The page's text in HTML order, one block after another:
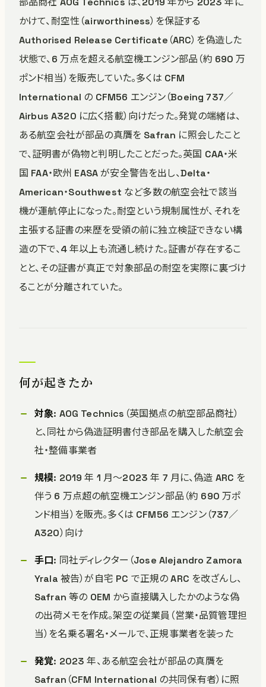
かけて、耐空性（airworthiness）を保証する
Authorised Release Certificate（ARC）を偽造した
状態で、6 万点を超える航空機エンジン部品（約 690 万
ポンド相当）を販売していた。多くは CFM
International の CFM56 エンジン（Boeing 737／
Airbus A320 に広く搭載）向けだった。発覚の端緒は、
ある航空会社が部品の真贋を Safran に照会したこと
で、証明書が偽物と判明したことだった。英国 CAA・米
国 FAA・欧州 EASA が安全警告を出し、Delta・
American・Southwest など多数の航空会社で該当
機が運航停止になった。耐空という規制属性が、それを
主張する証書の来歴を受領の前に独立検証できない構
造の下で、4 年以上も流通し続けた。証書が存在するこ
とと、その証書が真正で対象部品の耐空を実際に裏づけ
ることが分離されていた。
何が起きたか
対象: AOG Technics（英国拠点の航空部品商社）
と、同社から偽造証明書付き部品を購入した航空会
社・整備事業者
規模: 2019 年 1 月〜2023 年 7 月に、偽造 ARC を
伴う 6 万点超の航空機エンジン部品（約 690 万ポ
ンド相当）を販売。多くは CFM56 エンジン（737／
A320）向け
手口: 同社ディレクター（Jose Alejandro Zamora
Yrala 被告）が自宅 PC で正規の ARC を改ざんし、
Safran 等の OEM から直接購入したかのような偽
の出荷メモを作成。架空の従業員（営業・品質管理担
当）を名乗る署名・メールで、正規事業者を装った
発覚: 2023 年、ある航空会社が部品の真贋を
Safran（CFM International の共同保有者）に照